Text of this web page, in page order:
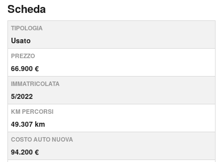
Scheda
TIPOLOGIA
Usato
PREZZO
66.900 €
IMMATRICOLATA
5/2022
KM PERCORSI
49.307 km
COSTO AUTO NUOVA
94.200 €